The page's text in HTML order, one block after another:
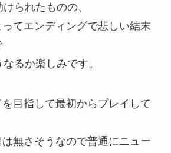
られたものの、
てエンディングで悲しい結末
るか楽しみです。
目指して最初からプレイして
は無さそうなので普通にニュー